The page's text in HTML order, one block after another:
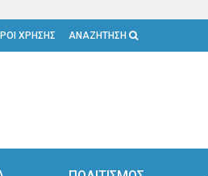
ΧΡΗΣΗΣ ΑΝΑΖΗΤΗΣΗ